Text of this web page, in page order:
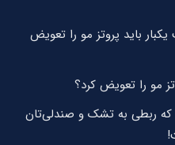
باید پروتز مو را تعویض
مو را تعویض کرد؟
که ربطی به تشک و صندلی‌تان